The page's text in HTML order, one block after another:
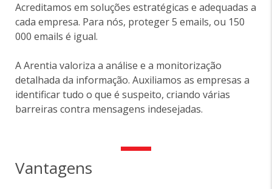
Acreditamos em soluções estratégicas e adequadas a
cada empresa. Para nós, proteger 5 emails, ou 150
000 emails é igual.
A Arentia valoriza a análise e a monitorização
detalhada da informação. Auxiliamos as empresas a
identificar tudo o que é suspeito, criando várias
barreiras contra mensagens indesejadas.
Vantagens